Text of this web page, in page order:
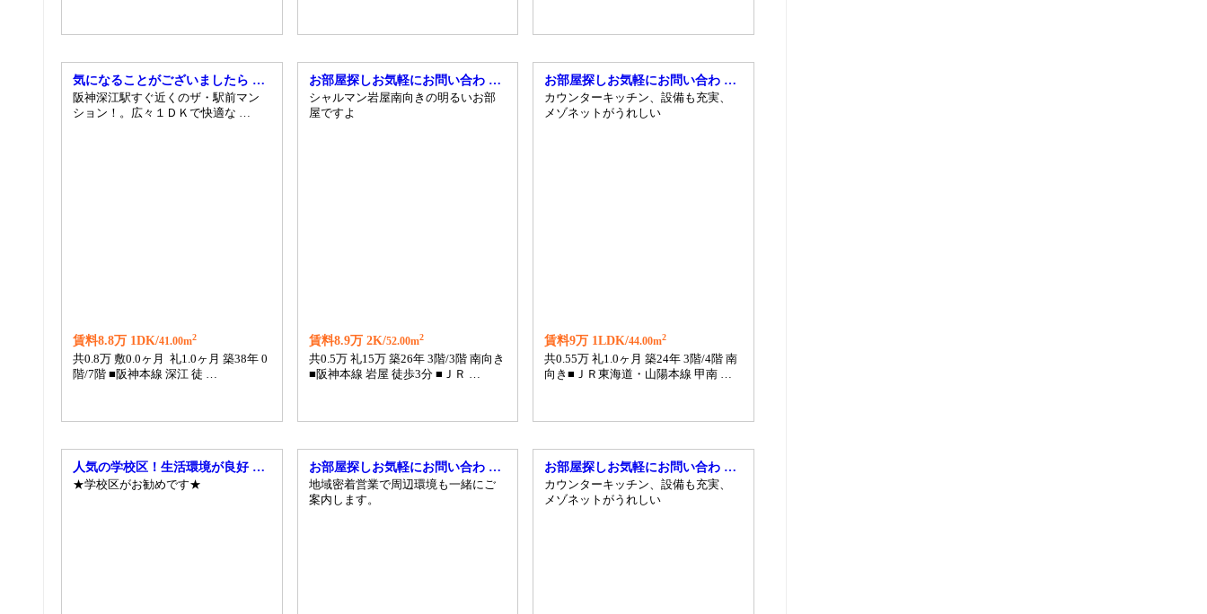
気になることがございましたら …
阪神深江駅すぐ近くのザ・駅前マン
ション！。広々１ＤＫで快適な …
賃料8.8万 1DK/41.00m2
共0.8万 敷0.0ヶ月 礼1.0ヶ月 築38年 0
階/7階 ■阪神本線 深江 徒 …
お部屋探しお気軽にお問い合わ …
シャルマン岩屋南向きの明るいお部
屋ですよ
賃料8.9万 2K/52.00m2
共0.5万 礼15万 築26年 3階/3階 南向き
■阪神本線 岩屋 徒歩3分 ■ＪＲ …
お部屋探しお気軽にお問い合わ …
カウンターキッチン、設備も充実、
メゾネットがうれしい
賃料9万 1LDK/44.00m2
共0.55万 礼1.0ヶ月 築24年 3階/4階 南
向き■ＪＲ東海道・山陽本線 甲南 …
人気の学校区！生活環境が良好 …
★学校区がお勧めです★
お部屋探しお気軽にお問い合わ …
地域密着営業で周辺環境も一緒にご
案内します。
お部屋探しお気軽にお問い合わ …
カウンターキッチン、設備も充実、
メゾネットがうれしい